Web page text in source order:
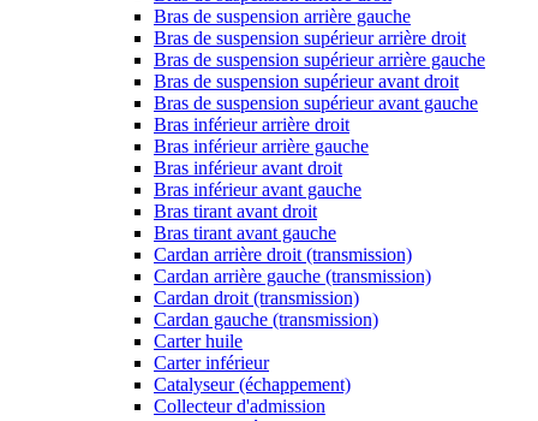
Bras de suspension arrière gauche
Bras de suspension supérieur arrière droit
Bras de suspension supérieur arrière gauche
Bras de suspension supérieur avant droit
Bras de suspension supérieur avant gauche
Bras inférieur arrière droit
Bras inférieur arrière gauche
Bras inférieur avant droit
Bras inférieur avant gauche
Bras tirant avant droit
Bras tirant avant gauche
Cardan arrière droit (transmission)
Cardan arrière gauche (transmission)
Cardan droit (transmission)
Cardan gauche (transmission)
Carter huile
Carter inférieur
Catalyseur (échappement)
Collecteur d'admission